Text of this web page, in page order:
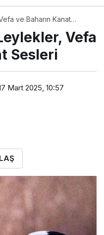
Vefa
Sesleri
Mart 2025, 10:57